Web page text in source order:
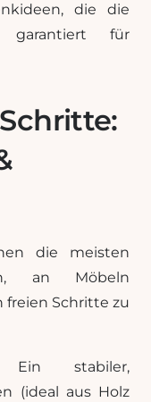
die die
für
die meisten
an Möbeln
freien Schritte zu
stabiler,
(ideal aus Holz